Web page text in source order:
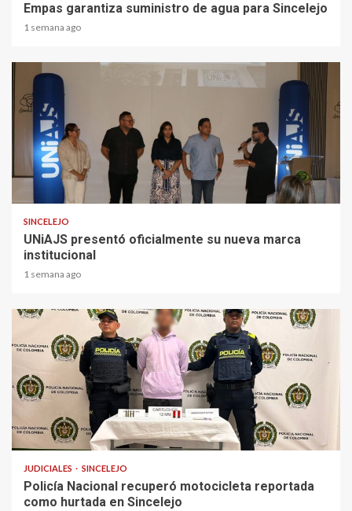
Empas garantiza suministro de agua para Sincelejo
1 semana ago
2 min read
SINCELEJO
UNiAJS presentó oficialmente su nueva marca
institucional
1 semana ago
1 min read
JUDICIALES SINCELEJO
Policía Nacional recuperó motocicleta reportada
como hurtada en Sincelejo